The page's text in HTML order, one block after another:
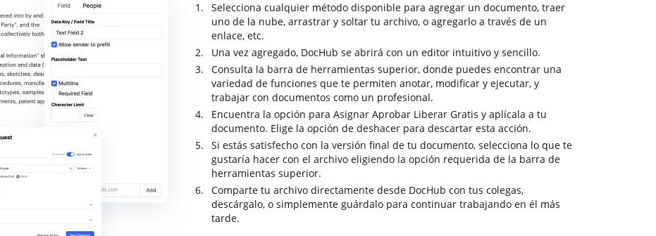
Selecciona cualquier método disponible para agregar un documento, traer
uno de la nube, arrastrar y soltar tu archivo, o agregarlo a través de un
enlace, etc.
Una vez agregado, DocHub se abrirá con un editor intuitivo y sencillo.
Consulta la barra de herramientas superior, donde puedes encontrar una
variedad de funciones que te permiten anotar, modificar y ejecutar, y
trabajar con documentos como un profesional.
Encuentra la opción para Asignar Aprobar Liberar Gratis y aplícala a tu
documento. Elige la opción de deshacer para descartar esta acción.
Si estás satisfecho con la versión final de tu documento, selecciona lo que te
gustaría hacer con el archivo eligiendo la opción requerida de la barra de
herramientas superior.
Comparte tu archivo directamente desde DocHub con tus colegas,
descárgalo, o simplemente guárdalo para continuar trabajando en él más
tarde.